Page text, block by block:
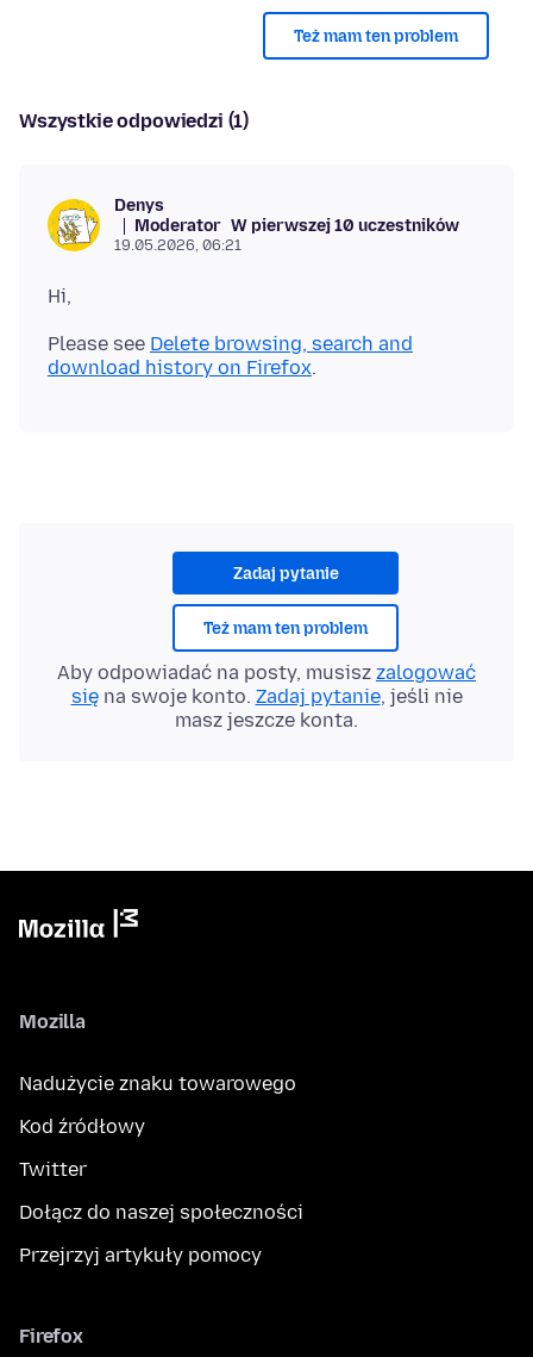
Też mam ten problem
Wszystkie odpowiedzi (1)
Denys
Moderator W pierwszej 10 uczestników
19.05.2026, 06:21
Please see Delete browsing, search and
download history on Firefox
Zadaj pytanie
Też mam ten problem
Aby odpowiadać na posty, musisz zalogować
sięna swoje konto. Zadaj pytanie, jeśli nie
masz jeszcze konta.
Mozilla
Nadużycie znaku towarowego
Kod źródłowy
Twitter
Dołącz do naszej społeczności
Przejrzyj artykuły pomocy
Firefox